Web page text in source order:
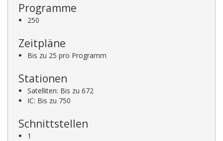
Programme
250
Zeitpläne
Bis zu 25 pro Programm
Stationen
Satelliten: Bis zu 672
IC: Bis zu 750
Schnittstellen
1